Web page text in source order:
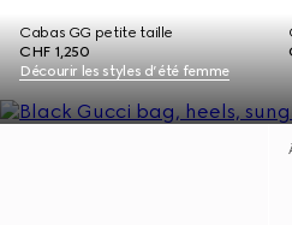
Cabas GG petite taille
CHF 1,250
Décourir les styles d’été femme